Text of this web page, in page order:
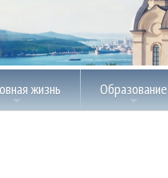
жизнь Образование